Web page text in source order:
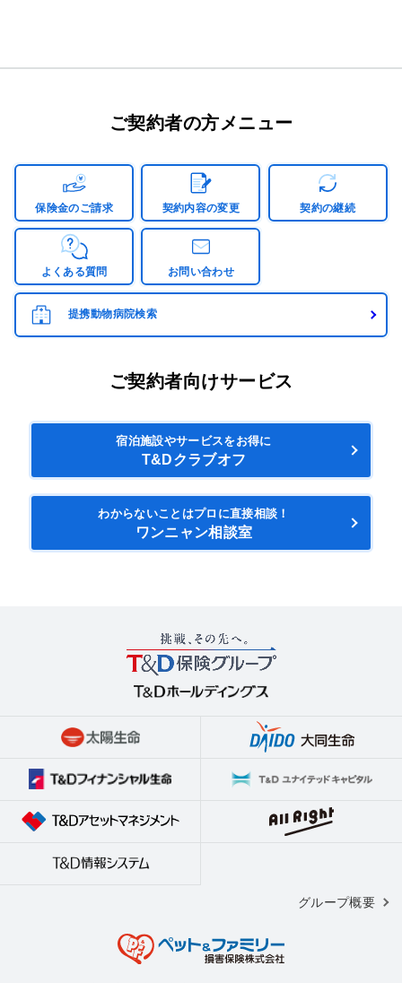
ご契約者の方メニュー
保険金のご請求 契約内容の変更 契約の継続
よくある質問 お問い合わせ
提携動物病院検索
ご契約者向けサービス
宿泊施設やサービスをお得に
T&Dクラブオフ
わからないことはプロに直接相談！
ワンニャン相談室
グループ概要